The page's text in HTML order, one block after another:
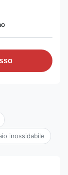
inossidabile